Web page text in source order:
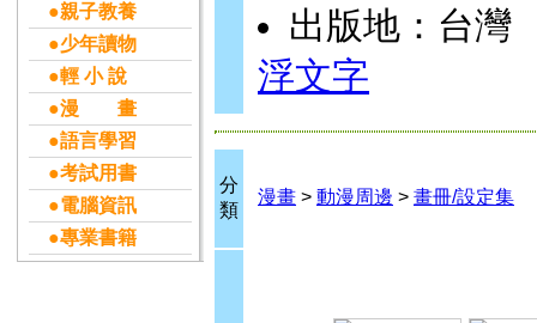
●親子教養
●少年讀物
●輕 小 說
●漫 畫
●語言學習
●考試用書
●電腦資訊
●專業書籍
出版地：台灣
浮文字
分
類
漫畫 > 動漫周邊 > 畫冊/設定集